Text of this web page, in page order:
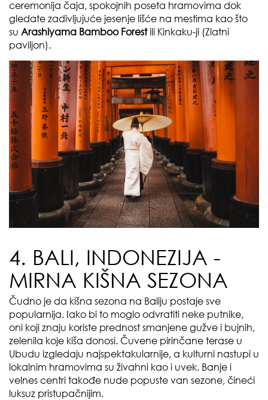
ceremonija čaja, spokojnih poseta hramovima dok
gledate zadivljujuće jesenje lišće na mestima kao što
su Arashiyama Bamboo Forestili Kinkaku-ji (Zlatni
paviljon).
4. BALI, INDONEZIJA -
MIRNA KIŠNA SEZONA
Čudno je da kišna sezona na Baliju postaje sve
popularnija. Iako bi to moglo odvratiti neke putnike,
oni koji znaju koriste prednost smanjene gužve i bujnih,
zelenila koje kiša donosi. Čuvene pirinčane terase u
Ubudu izgledaju najspektakularnije, a kulturni nastupi u
lokalnim hramovima su živahni kao i uvek. Banje i
velnes centri takođe nude popuste van sezone, čineći
luksuz pristupačnijim.